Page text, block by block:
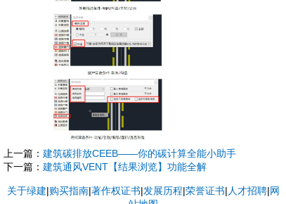
上一篇： 建筑碳排放CEEB——你的碳计算全能小助手
下一篇： 建筑通风VENT【结果浏览】功能全解
关于绿建|购买指南|著作权证书|发展历程|荣誉证书|人才招聘|网